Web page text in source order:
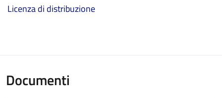
Licenza di distribuzione
Documenti